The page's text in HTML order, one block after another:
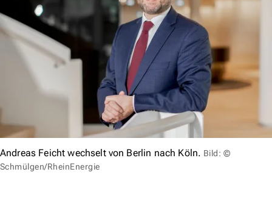
Andreas Feicht wechselt von Berlin nach Köln. Bild: ©
Schmülgen/RheinEnergie